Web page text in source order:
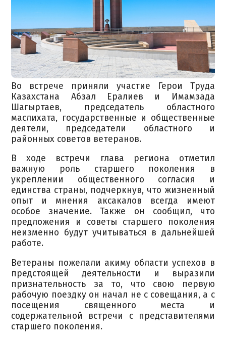
Во встрече приняли участие Герои Труда
Казахстана Абзал Ералиев и Имамзада
Шагыртаев, председатель областного
маслихата, государственные и общественные
деятели, председатели областного и
районных советов ветеранов.
В ходе встречи глава региона отметил
важную роль старшего поколения в
укреплении общественного согласия и
единства страны, подчеркнув, что жизненный
опыт и мнения аксакалов всегда имеют
особое значение. Также он сообщил, что
предложения и советы старшего поколения
неизменно будут учитываться в дальнейшей
работе.
Ветераны пожелали акиму области успехов в
предстоящей деятельности и выразили
признательность за то, что свою первую
рабочую поездку он начал не с совещания, а с
посещения священного места и
содержательной встречи с представителями
старшего поколения.